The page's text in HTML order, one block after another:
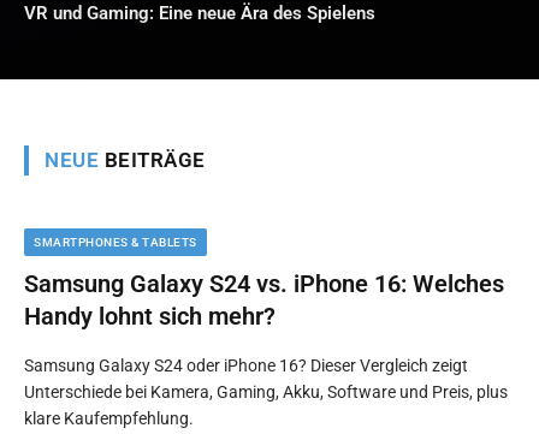
VR und Gaming: Eine neue Ära des Spielens
NEUE BEITRÄGE
SMARTPHONES & TABLETS
Samsung Galaxy S24 vs. iPhone 16: Welches
Handy lohnt sich mehr?
Samsung Galaxy S24 oder iPhone 16? Dieser Vergleich zeigt
Unterschiede bei Kamera, Gaming, Akku, Software und Preis, plus
klare Kaufempfehlung.